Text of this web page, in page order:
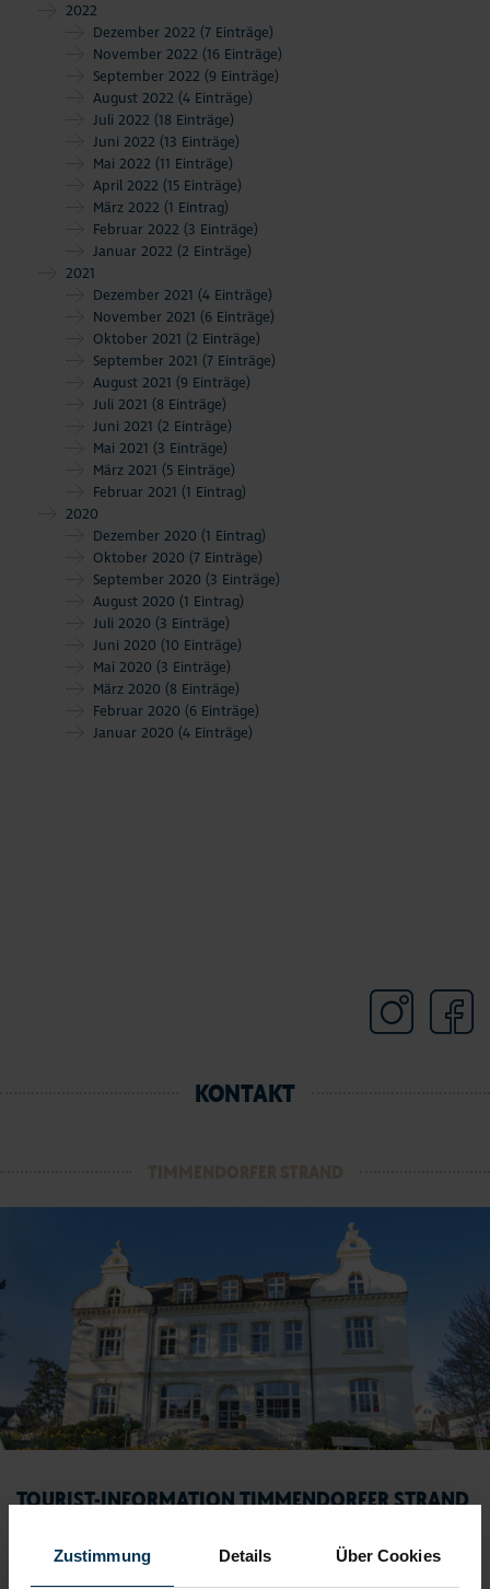
Zustimmung Details Über Cookies
2022
Dezember 2022 (7 Einträge)
November 2022 (16 Einträge)
September 2022 (9 Einträge)
August 2022 (4 Einträge)
Juli 2022 (18 Einträge)
Juni 2022 (13 Einträge)
Mai 2022 (11 Einträge)
April 2022 (15 Einträge)
März 2022 (1 Eintrag)
Februar 2022 (3 Einträge)
Januar 2022 (2 Einträge)
2021
Dezember 2021 (4 Einträge)
November 2021 (6 Einträge)
Oktober 2021 (2 Einträge)
September 2021 (7 Einträge)
August 2021 (9 Einträge)
Juli 2021 (8 Einträge)
Juni 2021 (2 Einträge)
Mai 2021 (3 Einträge)
März 2021 (5 Einträge)
Februar 2021 (1 Eintrag)
2020
Dezember 2020 (1 Eintrag)
Oktober 2020 (7 Einträge)
September 2020 (3 Einträge)
August 2020 (1 Eintrag)
Juli 2020 (3 Einträge)
Juni 2020 (10 Einträge)
Mai 2020 (3 Einträge)
März 2020 (8 Einträge)
Februar 2020 (6 Einträge)
Januar 2020 (4 Einträge)
KONTAKT
TOURIST-INFORMATION TIMMENDORFER STRAND
23669 Timmendorfer Strand